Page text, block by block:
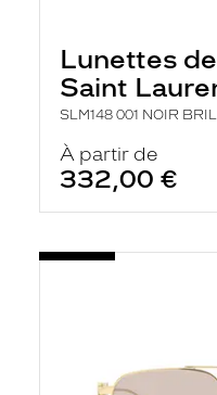
Lunettes
Saint
SLM148 001 NOIR
À partir de
332,00 €